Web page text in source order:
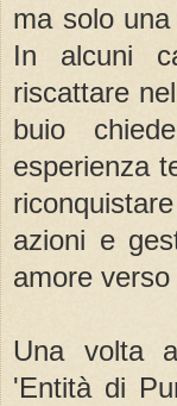
ma solo
In alcuni
riscattare
buio
esperienza
azioni e
amore
Una volta
'Entità di